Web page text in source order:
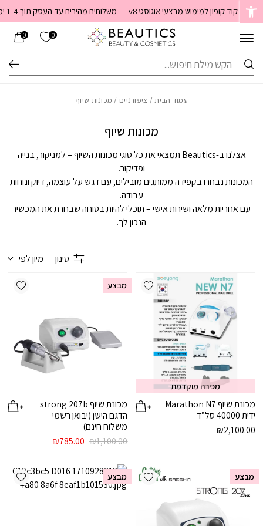
Skip to Content
קוד קופון למימוש מבצעי אוגוסט v8 משלוחים מהירים עד העסק תוך 1-4 ימי עסקים. משלוחים חינם מעל 399 שקלים חדש באתר! ניתן לשלם במזומן לשליח בעת המסירה
0 הרשימה
0
חיפוש
עמוד הבית/ ציפורניים / מכונות שיוף
מכונות שיוף
אצלנו ב-Beautics תמצאי את כל סוגי מכונות השיוף – למניקור, בנייה
ופדיקור.
המכונות נבחרו בקפידה ממותגים מובילים, עם דגש על עוצמה, דיוק ונוחות
עבודה.
עם אחריות מלאה ושירות אישי – תוכלי להיות בטוחה שבחרת את המכשיר
הנכון לך.
סינון מיון לפי
Add wishlist
מכירה מוקדמת
מכונת שיוף Marathon N7
ידית 40000 סל”ד
₪2,100.00
מבצע
מכונת שיוף strong 207b
הדגם הישן (יבואן רשמי
משלוח חינם)
₪1,100.00
המחיר
₪1,100.00.
₪785.00 המחיר
₪785.00.
Add wishlist מבצע מבצע
בחזרה למעלה